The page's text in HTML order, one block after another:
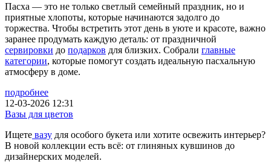
Пасха — это не только светлый семейный праздник, но и
приятные хлопоты, которые начинаются задолго до
торжества. Чтобы встретить этот день в уюте и красоте, важно
заранее продумать каждую деталь: от праздничной
сервировки до подарков для близких. Собрали главные
категории, которые помогут создать идеальную пасхальную
атмосферу в доме.
подробнее
12-03-2026 12:31
Вазы для цветов
Ищете вазу для особого букета или хотите освежить интерьер?
В новой коллекции есть всё: от глиняных кувшинов до
дизайнерских моделей.